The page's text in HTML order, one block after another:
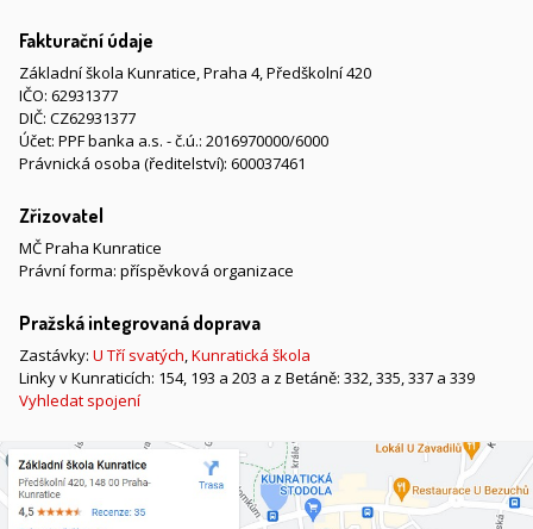
Fakturační údaje
Základní škola Kunratice, Praha 4, Předškolní 420
IČO: 62931377
DIČ: CZ62931377
Účet: PPF banka a.s. - č.ú.: 2016970000/6000
Právnická osoba (ředitelství): 600037461
Zřizovatel
MČ Praha Kunratice
Právní forma: příspěvková organizace
Pražská integrovaná doprava
Zastávky: U Tří svatých,Kunratická škola
Linky v Kunraticích: 154, 193 a 203 a z Betáně: 332, 335, 337 a 339
Vyhledat spojení